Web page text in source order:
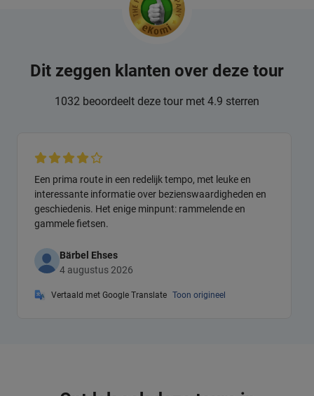
Dit zeggen klanten over deze tour
1032 beoordeelt deze tour met 4.9 sterren
Een prima route in een redelijk tempo, met leuke en
interessante informatie over bezienswaardigheden en
geschiedenis. Het enige minpunt: rammelende en
gammele fietsen.
Bärbel Ehses
4 augustus 2026
Vertaald met Google Translate Toon origineel